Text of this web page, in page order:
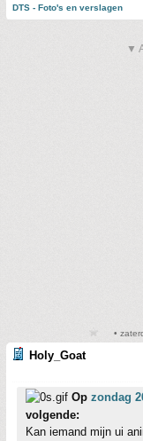
DTS - Foto's en verslagen
▼
•
Holy_Goat
Op zondag
volgende:
Kan iemand mijn ui